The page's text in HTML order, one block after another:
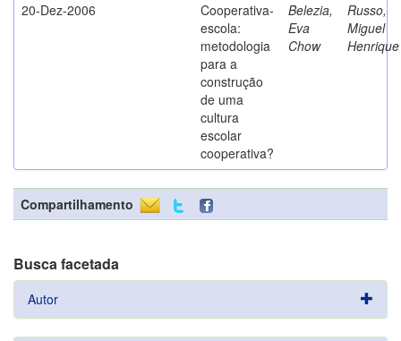
20-Dez-2006
Cooperativa-
escola:
metodologia
para a
construção
de uma
cultura
escolar
cooperativa?
Belezia,
Eva
Chow
Russo,
Miguel
Henrique
Compartilhamento
Busca facetada
Autor